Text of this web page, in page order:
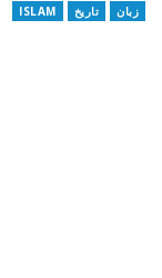
ISLAM تاریخ زبان